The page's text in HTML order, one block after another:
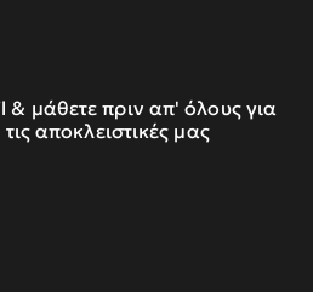
μάθετε πριν απ' όλους για
αποκλειστικές μας